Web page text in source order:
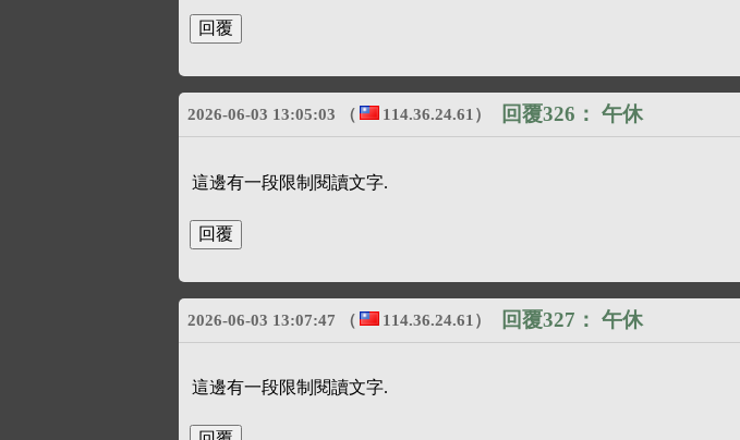
回覆326： 午休
2026-06-03 13:05:03 （ 114.36.24.61 ）
這邊有一段限制閱讀文字.
回覆327： 午休
2026-06-03 13:07:47 （ 114.36.24.61 ）
這邊有一段限制閱讀文字.